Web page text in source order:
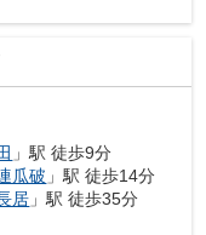
」駅 徒歩9分
瓜破 」駅 徒歩14分
居 」駅 徒歩35分